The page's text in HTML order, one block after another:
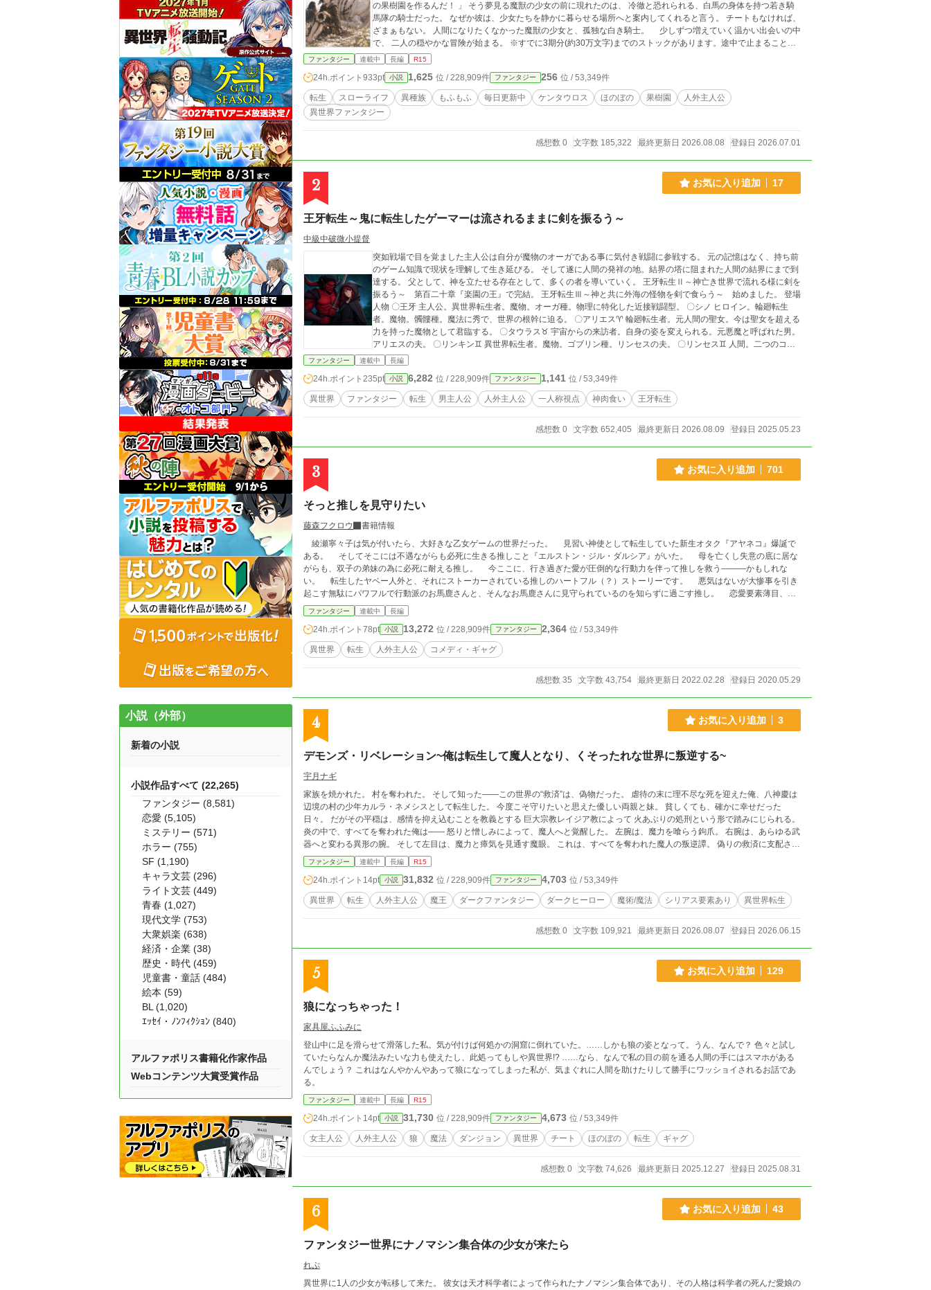
の果樹園を作るんだ！ 」 そう夢見る魔獣の少女の前に現れたのは、 冷徹と恐れられる、白馬の身体を持つ若き騎
馬隊の騎士だった。 なぜか彼は、少女たちを静かに暮らせる場所へと案内してくれると言う。 チートもなければ、
ざまぁもない。 人間になりたくなかった魔獣の少女と、孤独な白き騎士。 少しずつ増えていく温かい出会いの中
で、 二人の穏やかな冒険が始まる。 ※すでに3期分(約30万文字)までのストックがあります。途中で止まることな
ファンタジー 連載中 長編 R15
24h.ポイント 933pt 小説 1,625 位 / 228,909件 ファンタジー 256 位 / 53,349件
転生 スローライフ 異種族 もふもふ 毎日更新中 ケンタウロス ほのぼの 果樹園
人外主人公
異世界ファンタジー
感想数 0 文字数 185,322 最終更新日 2026.08.08 登録日 2026.07.01
2 お気に入り追加 17
王牙転生～鬼に転生したゲーマーは流されるままに剣を振るう～
中級中破微小提督
突如戦場で目を覚ました主人公は自分が魔物のオーガである事に気付き戦闘に参戦する。 元の記憶はなく、持ち前
のゲーム知識で現状を理解して生き延びる。 そして遂に人間の発祥の地。結界の塔に阻まれた人間の結界にまで到
達する。 父として、神を立たせる存在として、多くの者を導いていく。 王牙転生Ⅱ～神亡き世界で流れる様に剣を
振るう～ 第百二十章『楽園の王』で完結。 王牙転生Ⅲ～神と共に外海の怪物を剣で食らう～ 始めました。 登場
人物 〇王牙 主人公。異世界転生者。魔物。オーガ種。物理に特化した近接戦闘型。 〇シノ ヒロイン。輪廻転生
者。魔物。髑髏種。魔法に秀で、世界の根幹に迫る。 〇アリエス♈ 輪廻転生者。元人間の聖女。今は聖女を超える
力を持った魔物として君臨する。 〇タウラス♉ 宇宙からの来訪者。自身の姿を変えられる。元悪魔と呼ばれた男。
アリエスの夫。 〇リンキン♊ 異世界転生者。魔物。ゴブリン種。リンセスの夫。 〇リンセス♊ 人間。二つのコア
を持ち魔物と人間の両方の言葉を理解できる。 〇ムリエル♋ 異世界転生者。元コア付き。世界の改変の扱いに秀で
則に則った技術に長けている。 〇リブラ♎ 神の代弁者。神の代わりに世界を維持している。 〇レオニス⛎ レオー
ネに憑依されていた人間。王牙の娘として生きている。 〇スコルピィ♏ 魔物の統括者。魔物を指揮し勝利を目指
す。 〇アドナキエル♐ 輪廻転生者。元聖女で魔物に転生し王牙を討ちに来る。 〇マカツ♑ 勇者。死ねないため遺
物 起源が不明。三大欲求に加え呼吸も脈拍もない。何者かの指示のままに動く。基本的に魔素というHPを削り取
黒魔法。炎や水などの属性魔法は存在しない。この世界の魔素を使用する技術。無から有を生み出せない。 〇魔素
他作品で言うマナみたいなもの。魔物の構成や魔法に使用する。 〇神の加護 人間のHP。これがあるうちは戦闘不
能にできないが魔物同様、部位破壊や一撃死は出来る。魔法とは技術体系が違う。 〇相棒 聖剣。通常時は望みの金
クを通して共有している。 〇出しゃばり 盾。本来は人型だが多彩な変形が出来る。背負っている間は人間や中型の
ファンタジー 連載中 長編
24h.ポイント 235pt 小説 6,282 位 / 228,909件 ファンタジー 1,141 位 / 53,349件
異世界 ファンタジー 転生 男主人公 人外主人公 一人称視点 神肉食い 王牙転生
感想数 0 文字数 652,405 最終更新日 2026.08.09 登録日 2025.05.23
3 お気に入り追加 701
そっと推しを見守りたい
藤森フクロウ
書籍情報
綾瀬寧々子は気が付いたら、大好きな乙女ゲームの世界だった。 見習い神使として転生していた新生オタク『アヤネコ』爆誕で
ある。 そしてそこには不遇ながらも必死に生きる推しこと『エルストン・ジル・ダルシア』がいた。 母を亡くし失意の底に居な
がらも、双子の弟妹の為に必死に耐える推し。 今ここに、行き過ぎた愛が圧倒的な行動力を伴って推しを救う―――かもしれな
い。 転生したヤベー人外と、それにストーカーされている推しのハートフル（？）ストーリーです。 悪気はないが大惨事を引き
起こす無駄にパワフルで行動派のお馬鹿さんと、そんなお馬鹿さんに見守られているのを知らずに過ごす推し。 恋愛要素薄目、ほ
ぼコメディです。
ファンタジー 連載中 長編
24h.ポイント 78pt 小説 13,272 位 / 228,909件 ファンタジー 2,364 位 / 53,349件
異世界 転生 人外主人公 コメディ・ギャグ
感想数 35 文字数 43,754 最終更新日 2022.02.28 登録日 2020.05.29
4 お気に入り追加 3
デモンズ・リベレーション~俺は転生して魔人となり、くそったれな世界に叛逆する~
宇月ナギ
家族を焼かれた。 村を奪われた。 そして知った――この世界の“救済”は、偽物だった。 虐待の末に理不尽な死を迎えた俺、八神慶は
辺境の村の少年カルラ・ネメシスとして転生した。 今度こそ守りたいと思えた優しい両親と妹。 貧しくても、確かに幸せだった
日々。 だがその平穏は、感情を抑え込むことを教義とする 巨大宗教レイジア教によって 火あぶりの処刑という形で踏みにじられる。
炎の中で、すべてを奪われた俺は―― 怒りと憎しみによって、魔人へと覚醒した。 左腕は、魔力を喰らう鉤爪。 右腕は、あらゆる武
器へと変わる異形の腕。 そして左目は、魔力と瘴気を見通す魔眼。 これは、すべてを奪われた魔人の叛逆譚。 偽りの救済に支配され
たこの世界を―― 今度は俺が、ぶち壊す。
ファンタジー 連載中 長編 R15
24h.ポイント 14pt 小説 31,832 位 / 228,909件 ファンタジー 4,703 位 / 53,349件
異世界 転生 人外主人公 魔王 ダークファンタジー ダークヒーロー 魔術/魔法 シリアス要素あり 異世界転生
感想数 0 文字数 109,921 最終更新日 2026.08.07 登録日 2026.06.15
5 お気に入り追加 129
狼になっちゃった！
家具屋ふふみに
登山中に足を滑らせて滑落した私。気が付けば何処かの洞窟に倒れていた。……しかも狼の姿となって。うん、なんで？ 色々と試し
ていたらなんか魔法みたいな力も使えたし、此処ってもしや異世界!? ……なら、なんで私の目の前を通る人間の手にはスマホがある
んでしょう？ これはなんやかんやあって狼になってしまった私が、気まぐれに人間を助けたりして勝手にワッショイされるお話であ
る。
ファンタジー 連載中 長編 R15
24h.ポイント 14pt 小説 31,730 位 / 228,909件 ファンタジー 4,673 位 / 53,349件
女主人公 人外主人公 狼 魔法 ダンジョン 異世界 チート ほのぼの 転生 ギャグ
感想数 0 文字数 74,626 最終更新日 2025.12.27 登録日 2025.08.31
6 お気に入り追加 43
ファンタジー世界にナノマシン集合体の少女が来たら
れぷ
異世界に1人の少女が転移して来た。 彼女は天才科学者によって作られたナノマシン集合体であり、その人格は科学者の死んだ愛娘の
小説（外部）
新着の小説
小説作品すべて (22,265)
ファンタジー (8,581)
恋愛 (5,105)
ミステリー (571)
ホラー (755)
SF (1,190)
キャラ文芸 (296)
ライト文芸 (449)
青春 (1,027)
現代文学 (753)
大衆娯楽 (638)
経済・企業 (38)
歴史・時代 (459)
児童書・童話 (484)
絵本 (59)
BL (1,020)
ｴｯｾｲ・ﾉﾝﾌｨｸｼｮﾝ (840)
アルファポリス書籍化作家作品
Webコンテンツ大賞受賞作品